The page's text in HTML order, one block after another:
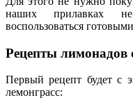
наших прилавках
воспользоваться
Рецепты лимонадов
Первый рецепт будет с
лемонграсс: